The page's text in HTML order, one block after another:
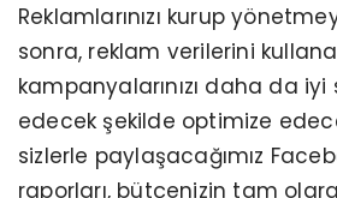
Reklamlarınızı kurup
sonra, reklam verilerini
kampanyalarınızı daha da
edecek şekilde optimize
sizlerle paylaşacağımız
raporları, bütçenizin tam